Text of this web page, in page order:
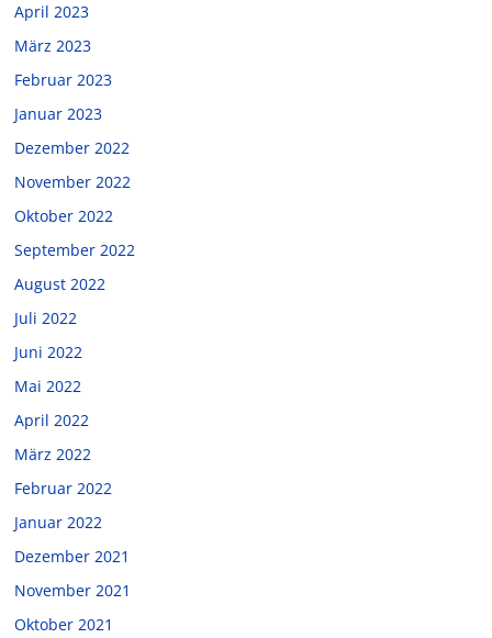
April 2023
März 2023
Februar 2023
Januar 2023
Dezember 2022
November 2022
Oktober 2022
September 2022
August 2022
Juli 2022
Juni 2022
Mai 2022
April 2022
März 2022
Februar 2022
Januar 2022
Dezember 2021
November 2021
Oktober 2021